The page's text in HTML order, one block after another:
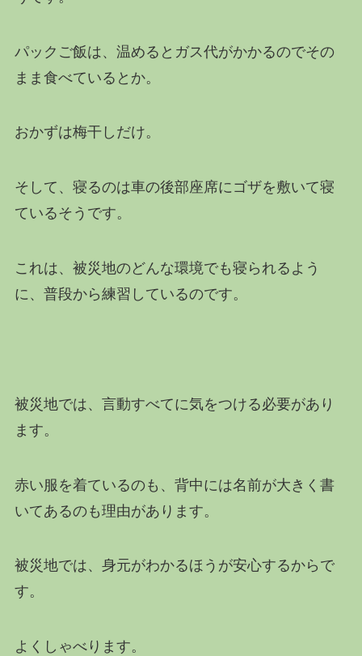
パックご飯は、温めるとガス代がかかるのでその
まま食べているとか。
おかずは梅干しだけ。
そして、寝るのは車の後部座席にゴザを敷いて寝
ているそうです。
これは、被災地のどんな環境でも寝られるよう
に、普段から練習しているのです。
被災地では、言動すべてに気をつける必要があり
ます。
赤い服を着ているのも、背中には名前が大きく書
いてあるのも理由があります。
被災地では、身元がわかるほうが安心するからで
す。
よくしゃべります。